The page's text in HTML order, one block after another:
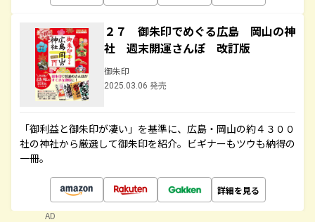
２７ 御朱印でめぐる広島 岡山の神
社 週末開運さんぽ 改訂版
御朱印
2025.03.06 発売
「御利益と御朱印が凄い」を基準に、広島・岡山の約４３００
社の神社から厳選して御朱印を紹介。ビギナーもツウも納得の
一冊。
詳細を見る
AD